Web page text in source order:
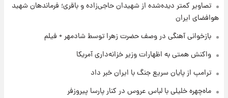
قیمت‌ها تغییر کرد
۱ روز پیش
+جدول
تصاویر کمتر دیده‌شده از شهیدان حاجی‌زاده و باقری؛ فرماندهان شهید
هوافضای ایران
بازخوانی آهنگی در وصف حضرت زهرا توسط شادمهر + فیلم
واکنش همتی به اظهارات وزیر خزانه‌داری آمریکا
ترامپ از پایان سریع جنگ با ایران خبر داد
ماه‌چهره خلیلی با لباس عروس در کنار پارسا پیروزفر